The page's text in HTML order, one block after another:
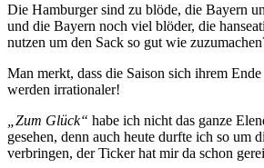
Die Hamburger sind zu blöde, die Bayern
und die Bayern noch viel blöder, die
nutzen um den Sack so gut wie
Man merkt, dass die Saison sich ihrem
werden irrationaler!
„Zum Glück“ habe ich nicht das ganze
gesehen, denn auch heute durfte ich so um
verbringen, der Ticker hat mir da schon